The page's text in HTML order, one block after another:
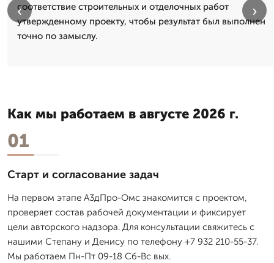
соответствие строительных и отделочных работ
утвержденному проекту, чтобы результат был выполнен
точно по замыслу.
‹ ›
Как мы работаем в августе 2026 г.
01
Старт и согласование задач
На первом этапе А3дПро-Омс знакомится с проектом,
проверяет состав рабочей документации и фиксирует
цели авторского надзора. Для консультации свяжитесь с
нашими Степану и Денису по телефону +7 932 210-55-37.
Мы работаем Пн-Пт 09-18 Сб-Вс вых.